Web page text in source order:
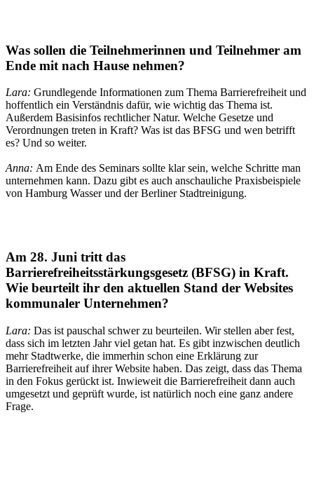
Was sollen die Teilnehmerinnen und Teilnehmer am
Ende mit nach Hause nehmen?
Lara: Grundlegende Informationen zum Thema Barrierefreiheit und
hoffentlich ein Verständnis dafür, wie wichtig das Thema ist.
Außerdem Basisinfos rechtlicher Natur. Welche Gesetze und
Verordnungen treten in Kraft? Was ist das BFSG und wen betrifft
es? Und so weiter.
Anna: Am Ende des Seminars sollte klar sein, welche Schritte man
unternehmen kann. Dazu gibt es auch anschauliche Praxisbeispiele
von Hamburg Wasser und der Berliner Stadtreinigung.
Am 28. Juni tritt das
Barrierefreiheitsstärkungsgesetz (BFSG) in Kraft.
Wie beurteilt ihr den aktuellen Stand der Websites
kommunaler Unternehmen?
Lara: Das ist pauschal schwer zu beurteilen. Wir stellen aber fest,
dass sich im letzten Jahr viel getan hat. Es gibt inzwischen deutlich
mehr Stadtwerke, die immerhin schon eine Erklärung zur
Barrierefreiheit auf ihrer Website haben. Das zeigt, dass das Thema
in den Fokus gerückt ist. Inwieweit die Barrierefreiheit dann auch
umgesetzt und geprüft wurde, ist natürlich noch eine ganz andere
Frage.